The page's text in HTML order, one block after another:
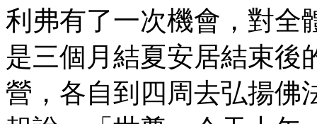
利弗有了一次機會，對全
是三個月結夏安居結束後
營，各自到四周去弘揚佛